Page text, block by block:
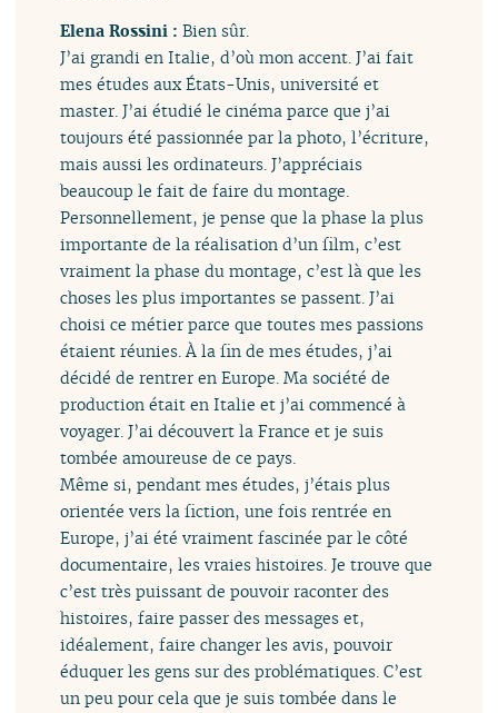
Elena Rossini :Bien sûr.
J’ai grandi en Italie, d’où mon accent. J’ai fait
mes études aux États-Unis, université et
master. J’ai étudié le cinéma parce que j’ai
toujours été passionnée par la photo, l’écriture,
mais aussi les ordinateurs. J’appréciais
beaucoup le fait de faire du montage.
Personnellement, je pense que la phase la plus
importante de la réalisation d’un film, c’est
vraiment la phase du montage, c’est là que les
choses les plus importantes se passent. J’ai
choisi ce métier parce que toutes mes passions
étaient réunies. À la fin de mes études, j’ai
décidé de rentrer en Europe. Ma société de
production était en Italie et j’ai commencé à
voyager. J’ai découvert la France et je suis
tombée amoureuse de ce pays.
Même si, pendant mes études, j’étais plus
orientée vers la fiction, une fois rentrée en
Europe, j’ai été vraiment fascinée par le côté
documentaire, les vraies histoires. Je trouve que
c’est très puissant de pouvoir raconter des
histoires, faire passer des messages et,
idéalement, faire changer les avis, pouvoir
éduquer les gens sur des problématiques. C’est
un peu pour cela que je suis tombée dans le